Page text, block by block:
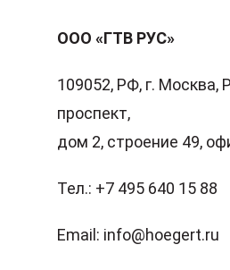
ООО «ГТВ РУС»
109052, РФ, г. Москва,
проспект,
дом 2, строение 49,
Тел.: +7 495 640 15 88
Email: info@hoegert.ru